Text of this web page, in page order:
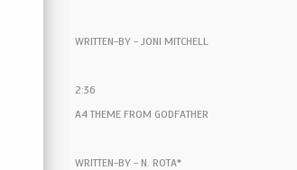
WRITTEN-BY - JONI MITCHELL
2:36
A4 THEME FROM GODFATHER
WRITTEN-BY - N. ROTA*